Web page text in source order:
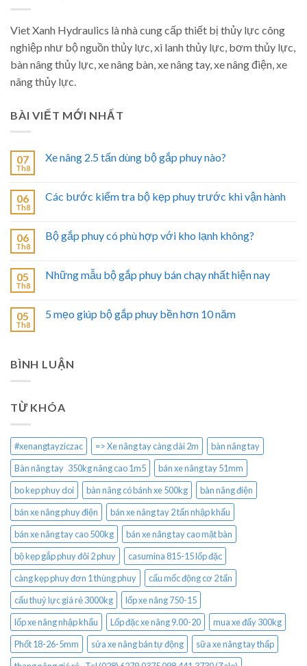
Viet Xanh Hydraulics là nhà cung cấp thiết bị thủy lực công
nghiệp như bộ nguồn thủy lực, xi lanh thủy lực, bơm thủy lực,
bàn nâng thủy lực, xe nâng bàn, xe nâng tay, xe nâng điện, xe
nâng thủy lực.
BÀI VIẾT MỚI NHẤT
07
Th8
Xe nâng 2.5 tấn dùng bộ gắp phuy nào?
06
Th8
Các bước kiểm tra bộ kẹp phuy trước khi vận hành
06
Th8
Bộ gắp phuy có phù hợp với kho lạnh không?
05
Th8
Những mẫu bộ gắp phuy bán chạy nhất hiện nay
05
Th8
5 mẹo giúp bộ gắp phuy bền hơn 10 năm
BÌNH LUẬN
TỪ KHÓA
#xenangtayziczac => Xe nâng tay càng dài 2m
bàn nâng tay
Bàn nâng tay 350kg nâng cao 1m5
bán xe nâng tay 51mm
bo kep phuy doi
bàn nâng có bánh xe 500kg
bàn nâng điện
bán xe nâng phuy điện
bán xe nâng tay 2 tấn nhập khẩu
bán xe nâng tay cao 500kg
bán xe nâng tay cao mặt bàn
bộ kẹp gắp phuy đôi 2 phuy
casumina 815-15 lốp đặc
càng kẹp phuy đơn 1 thùng phuy
cẩu mốc động cơ 2 tấn
cẩu thuỷ lực giá rẻ 3000kg
lốp xe nâng 750-15
lốp xe nâng nhập khẩu
Lốp đặc xe nâng 9.00-20
mua xe đẩy 300kg
Phốt 18-26-5mm
sửa xe nâng bán tự động
sữa xe nâng tay thấp